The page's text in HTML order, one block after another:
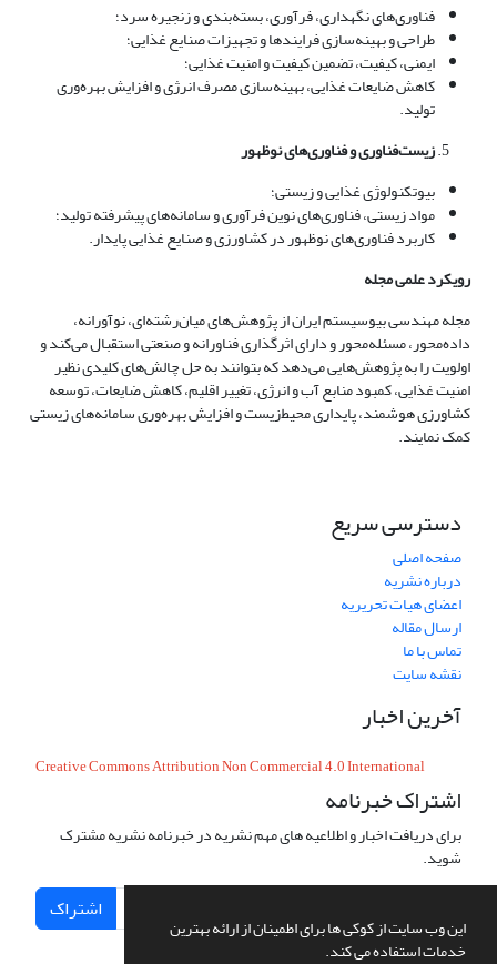
این وب سایت از کوکی ها برای اطمینان از ارائه بهترین
خدمات استفاده می کند.
فناوری‌های نگهداری، فرآوری، بسته‌بندی و زنجیره سرد؛
طراحی و بهینه‌سازی فرایندها و تجهیزات صنایع غذایی؛
ایمنی، کیفیت، تضمین کیفیت و امنیت غذایی؛
کاهش ضایعات غذایی، بهینه‌سازی مصرف انرژی و افزایش بهره‌وری
تولید.
زیست‌فناوری و فناوری‌های نوظهور
بیوتکنولوژی غذایی و زیستی؛
مواد زیستی، فناوری‌های نوین فرآوری و سامانه‌های پیشرفته تولید؛
کاربرد فناوری‌های نوظهور در کشاورزی و صنایع غذایی پایدار.
رویکرد علمی مجله
مجله مهندسی بیوسیستم ایران از پژوهش‌های میان‌رشته‌ای، نوآورانه،
داده‌محور، مسئله‌محور و دارای اثرگذاری فناورانه و صنعتی استقبال می‌کند و
اولویت را به پژوهش‌هایی می‌دهد که بتوانند به حل چالش‌های کلیدی نظیر
امنیت غذایی، کمبود منابع آب و انرژی، تغییر اقلیم، کاهش ضایعات، توسعه
کشاورزی هوشمند، پایداری محیط‌زیست و افزایش بهره‌وری سامانه‌های زیستی
کمک نمایند.
دسترسی سریع
صفحه اصلی
درباره نشریه
اعضای هیات تحریریه
ارسال مقاله
تماس با ما
نقشه سایت
آخرین اخبار
Creative Commons Attribution Non Commercial 4.0 International
اشتراک خبرنامه
برای دریافت اخبار و اطلاعیه های مهم نشریه در خبرنامه نشریه مشترک
شوید.
اشتراک